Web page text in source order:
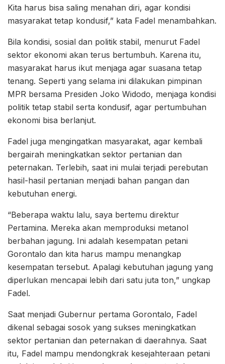
Kita harus bisa saling menahan diri, agar kondisi
masyarakat tetap kondusif,” kata Fadel menambahkan.
Bila kondisi, sosial dan politik stabil, menurut Fadel
sektor ekonomi akan terus bertumbuh. Karena itu,
masyarakat harus ikut menjaga agar suasana tetap
tenang. Seperti yang selama ini dilakukan pimpinan
MPR bersama Presiden Joko Widodo, menjaga kondisi
politik tetap stabil serta kondusif, agar pertumbuhan
ekonomi bisa berlanjut.
Fadel juga mengingatkan masyarakat, agar kembali
bergairah meningkatkan sektor pertanian dan
peternakan. Terlebih, saat ini mulai terjadi perebutan
hasil-hasil pertanian menjadi bahan pangan dan
kebutuhan energi.
“Beberapa waktu lalu, saya bertemu direktur
Pertamina. Mereka akan memproduksi metanol
berbahan jagung. Ini adalah kesempatan petani
Gorontalo dan kita harus mampu menangkap
kesempatan tersebut. Apalagi kebutuhan jagung yang
diperlukan mencapai lebih dari satu juta ton,” ungkap
Fadel.
Saat menjadi Gubernur pertama Gorontalo, Fadel
dikenal sebagai sosok yang sukses meningkatkan
sektor pertanian dan peternakan di daerahnya. Saat
itu, Fadel mampu mendongkrak kesejahteraan petani